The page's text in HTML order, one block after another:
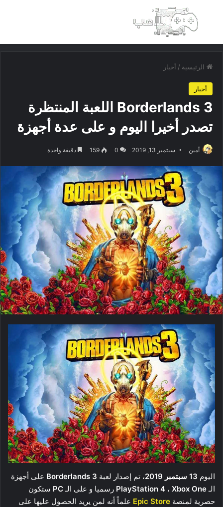
بحث عن
الرئيسية / أخبار
أخبار
Borderlands 3 اللعبة المنتظرة
تصدر أخيرا اليوم و على عدة أجهزة
أمين سبتمبر 13, 2019 0
159 دقيقة واحدة
اليوم 13 سبتمبر 2019 ، تم إصدار لعبة Borderlands 3 على أجهزة
الـ
PlayStation 4 ، Xbox One رسميا و على الـPC ستكون
حصرية لمنصة Epic Store علماً أنه لمن يريد الحصول عليها على